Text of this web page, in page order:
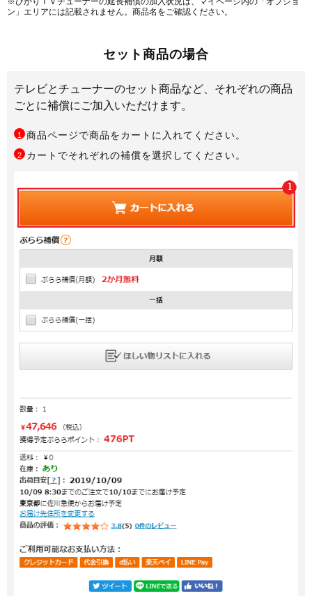
ン」エリアには記載されません。商品名をご確認ください。
セット商品の場合
テレビとチューナーのセット商品など、それぞれの商品
ごとに補償にご加入いただけます。
1 商品ページで商品をカートに入れてください。
2 カートでそれぞれの補償を選択してください。